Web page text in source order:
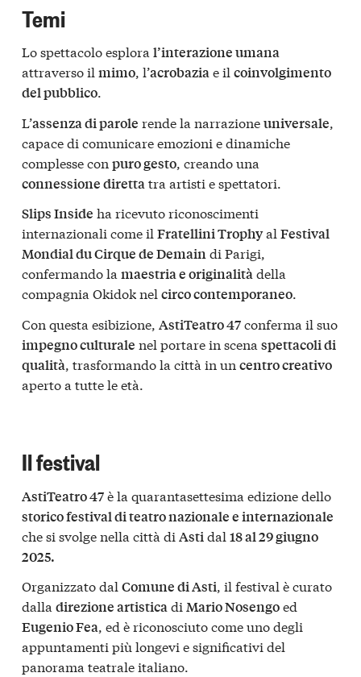
Temi
Lo spettacolo esplora l’interazione umana
attraverso il mimo, l’acrobaziae il coinvolgimento
del pubblico.
L’assenza di parole rende la narrazioneuniversale,
capace di comunicare emozioni e dinamiche
complesse con puro gesto, creando una
connessione direttatra artisti e spettatori.
Slips Inside ha ricevuto riconoscimenti
internazionali come il Fratellini Trophyal Festival
Mondial du Cirque de Demaindi Parigi,
confermando la maestria e originalitàdella
compagnia Okidok nel circo contemporaneo.
Con questa esibizione, AstiTeatro 47conferma il suo
impegno culturale nel portare in scena spettacoli di
qualità, trasformando la città in un centro creativo
aperto a tutte le età.
Il festival
AstiTeatro 47è la quarantasettesima edizione dello
storico festival di teatro nazionale e internazionale
che si svolge nella città di Astidal 18 al 29 giugno
2025.
Organizzato dal Comune di Asti, il festival è curato
dalla direzione artisticadi Mario Nosengoed
Eugenio Fea, ed è riconosciuto come uno degli
appuntamenti più longevi e significativi del
panorama teatrale italiano.